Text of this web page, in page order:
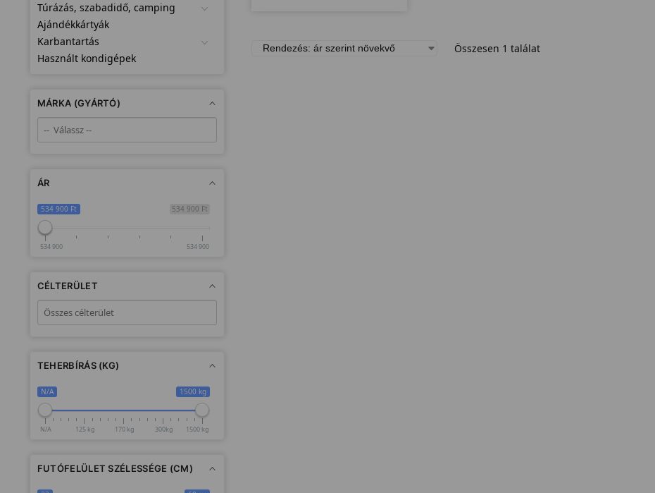
Összesen 1 találat
Túrázás, szabadidő, camping
Ajándékkártyák
Karbantartás
Használt kondigépek
MÁRKA (GYÁRTÓ)
ÁR
534 900 Ft
534 900 Ft
534 900 534 900
CÉLTERÜLET
TEHERBÍRÁS (KG)
N/A 1500 kg
N/A 125 kg 170 kg 300kg 1500 kg
FUTÓFELÜLET SZÉLESSÉGE (CM)